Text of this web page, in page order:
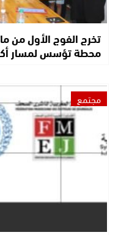
تخرج الفوج الأول من
محطة تؤسس لمسار
مجتمع